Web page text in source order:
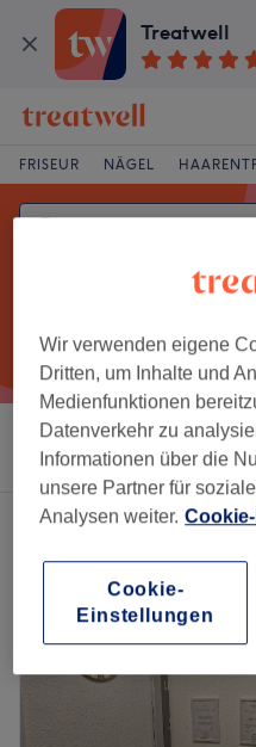
Treatwell
FRISEUR NÄGEL
Sortieren nach
Ein Salon, der anbietet:
Wir verwenden eigene
Dritten, um Inhalte und
Medienfunktionen
Datenverkehr zu
Informationen über die
unsere Partner für
Analysen weiter.
Cookie-
Einstellungen